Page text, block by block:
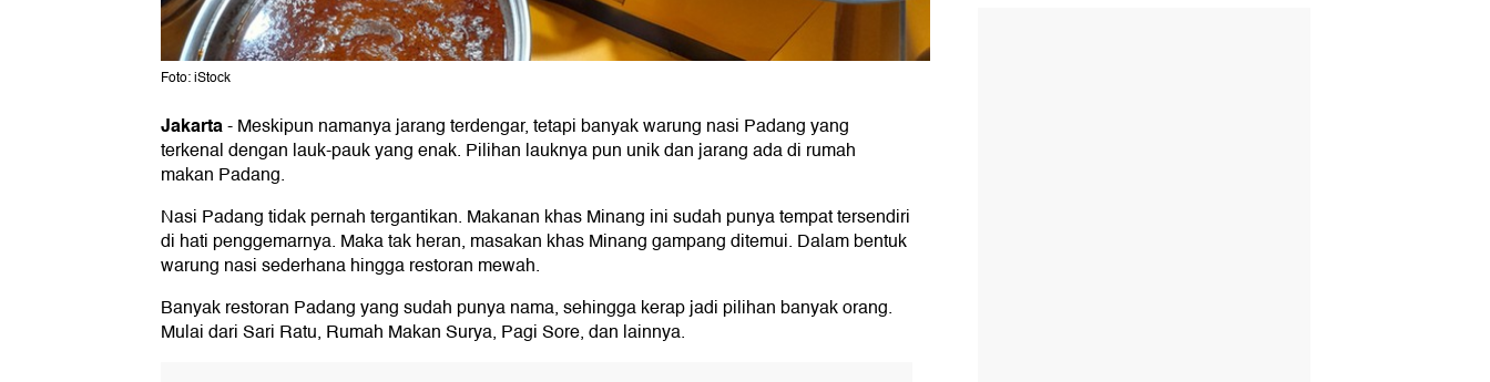
Foto: iStock
Jakarta-Meskipun namanya jarang terdengar, tetapi banyak warung nasi Padang yang
terkenal dengan lauk-pauk yang enak. Pilihan lauknya pun unik dan jarang ada di rumah
makan Padang.
Nasi Padang tidak pernah tergantikan. Makanan khas Minang ini sudah punya tempat tersendiri
di hati penggemarnya. Maka tak heran, masakan khas Minang gampang ditemui. Dalam bentuk
warung nasi sederhana hingga restoran mewah.
Banyak restoran Padang yang sudah punya nama, sehingga kerap jadi pilihan banyak orang.
Mulai dari Sari Ratu, Rumah Makan Surya, Pagi Sore, dan lainnya.